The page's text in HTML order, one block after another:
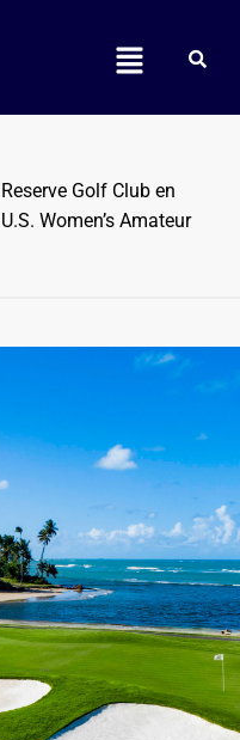
Golf Club en
Women’s Amateur